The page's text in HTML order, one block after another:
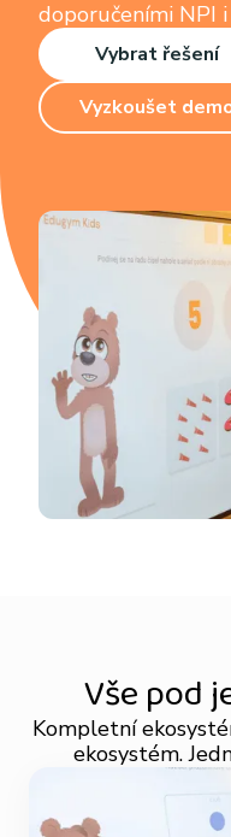
doporučeními NPI i
Vybrat řešení
Vyzkoušet
Vše pod
Kompletní
ekosystém.